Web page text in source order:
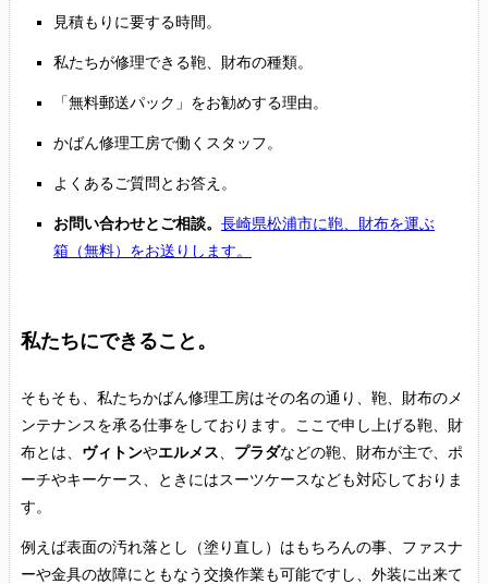
見積もりに要する時間。
私たちが修理できる鞄、財布の種類。
「無料郵送パック」をお勧めする理由。
かばん修理工房で働くスタッフ。
よくあるご質問とお答え。
お問い合わせとご相談。 長崎県松浦市に鞄、財布を運ぶ
箱（無料）をお送りします。
私たちにできること。
そもそも、私たちかばん修理工房はその名の通り、鞄、財布のメ
ンテナンスを承る仕事をしております。ここで申し上げる鞄、財
布とは、 ヴィトンやエルメス プラダなどの鞄、財布が主で、ポ
ーチやキーケース、ときにはスーツケースなども対応しておりま
す。
例えば表面の汚れ落とし（塗り直し）はもちろんの事、ファスナ
ーや金具の故障にともなう交換作業も可能ですし、外装に出来て